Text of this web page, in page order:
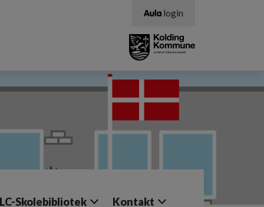
login
Skolebibliotek Kontakt